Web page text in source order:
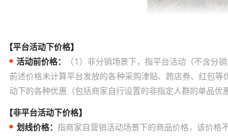
【平台活动下价格】
活动前价格：
（1）非分销场景下，指平台活动（不含分
前述价格未计算平台发放的各种采购津贴、跨店券、红包
动下的各种优惠（包括商家自行设置的非指定人群的单品
【非平台活动下价格】
划线价格： 指商家自营销活动场景下的商品价格，该价格